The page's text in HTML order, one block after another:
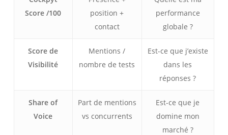
Score /100
position +
contact
performance
globale ?
Score de
Visibilité
Mentions /
nombre de tests
Est-ce que j’existe
dans les
réponses ?
Share of
Voice
Part de mentions
vs concurrents
Est-ce que je
domine mon
marché ?